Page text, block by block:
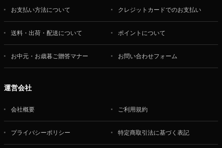
お支払い方法について クレジットカードでのお支払い
送料・出荷・配送について ポイントについて
お中元・お歳暮ご贈答マナー お問い合わせフォーム
運営会社
会社概要 ご利用規約
プライバシーポリシー 特定商取引法に基づく表記